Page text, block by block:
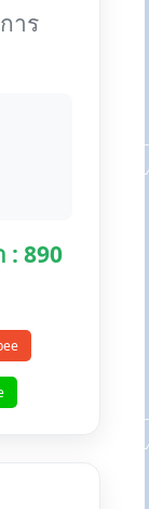
าร
: 890